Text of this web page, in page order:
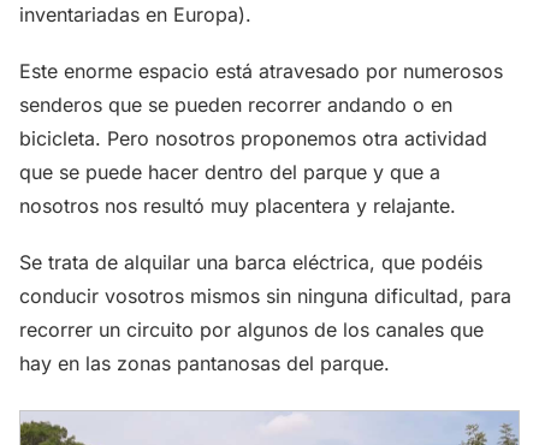
inventariadas en Europa).
Este enorme espacio está atravesado por numerosos
senderos que se pueden recorrer andando o en
bicicleta. Pero nosotros proponemos otra actividad
que se puede hacer dentro del parque y que a
nosotros nos resultó muy placentera y relajante.
Se trata de alquilar una barca eléctrica, que podéis
conducir vosotros mismos sin ninguna dificultad, para
recorrer un circuito por algunos de los canales que
hay en las zonas pantanosas del parque.